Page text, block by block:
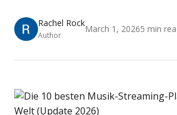
Rachel Rock
Author
March 1, 20265 min